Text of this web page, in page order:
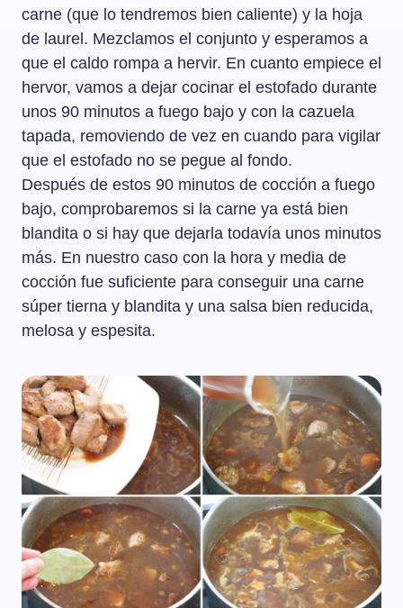
carne (que lo tendremos bien caliente) y la hoja
de laurel. Mezclamos el conjunto y esperamos a
que el caldo rompa a hervir. En cuanto empiece el
hervor, vamos a dejar cocinar el estofado durante
unos 90 minutos a fuego bajo y con la cazuela
tapada, removiendo de vez en cuando para vigilar
que el estofado no se pegue al fondo.
Después de estos 90 minutos de cocción a fuego
bajo, comprobaremos si la carne ya está bien
blandita o si hay que dejarla todavía unos minutos
más. En nuestro caso con la hora y media de
cocción fue suficiente para conseguir una carne
súper tierna y blandita y una salsa bien reducida,
melosa y espesita.